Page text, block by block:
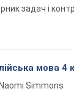
задач і
мова 4
Naomi Simmons